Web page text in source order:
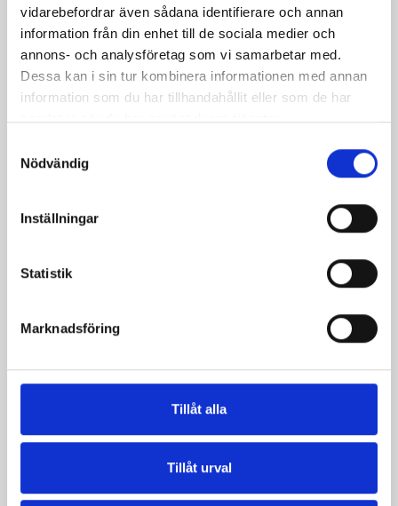
vidarebefordrar även sådana identifierare och annan
information från din enhet till de sociala medier och
annons- och analysföretag som vi samarbetar med.
Dessa kan i sin tur kombinera informationen med annan
information som du har tillhandahållit eller som de har
samlat in när du har använt deras tjänster.
Nödvändig
Inställningar
Statistik
Marknadsföring
Tillåt alla
Tillåt urval
Mellanmjölk
Jordgubbsfil 2,7%